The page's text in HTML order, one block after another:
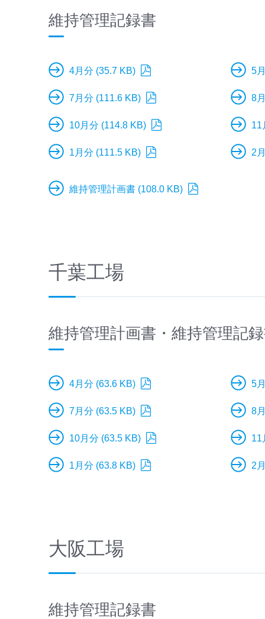
維持管理記録書
4月分 (35.7 KB)
5
7月分 (111.6 KB)
8
10月分 (114.8 KB)
1月分 (111.5 KB)
2
維持管理計画書 (108.0 KB)
千葉工場
維持管理計画書・維持管理記
4月分 (63.6 KB)
5
7月分 (63.5 KB)
8
10月分 (63.5 KB)
1月分 (63.8 KB)
2
大阪工場
維持管理記録書